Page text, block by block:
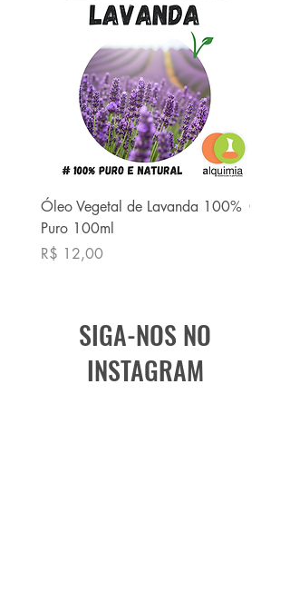
Óleo Vegetal de Lavanda 100%
Puro 100ml
Preço
R$ 12,00
Óleo
SIGA-NOS NO
INSTAGRAM